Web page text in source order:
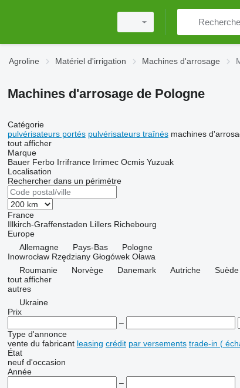
Agroline Matériel d'irrigation Machines d'arrosage
Machines d'arrosage de Pologne
Catégorie
pulvérisateurs portés pulvérisateurs traînés machines
tout afficher
Marque
Bauer Ferbo Irrifrance Irrimec Ocmis Yuzuak
Localisation
Rechercher dans un périmètre
France
Illkirch-Graffenstaden Lillers Richebourg
Europe
Allemagne
Pays-Bas
Pologne
Inowrocław Rzędziany Głogówek Oława
Roumanie
Norvège Danemark Autriche
Suède
tout afficher
autres
Ukraine
Prix
–
Type d'annonce
vente du fabricant leasing crédit par versements trade-in (
État
neuf d'occasion
Année
–